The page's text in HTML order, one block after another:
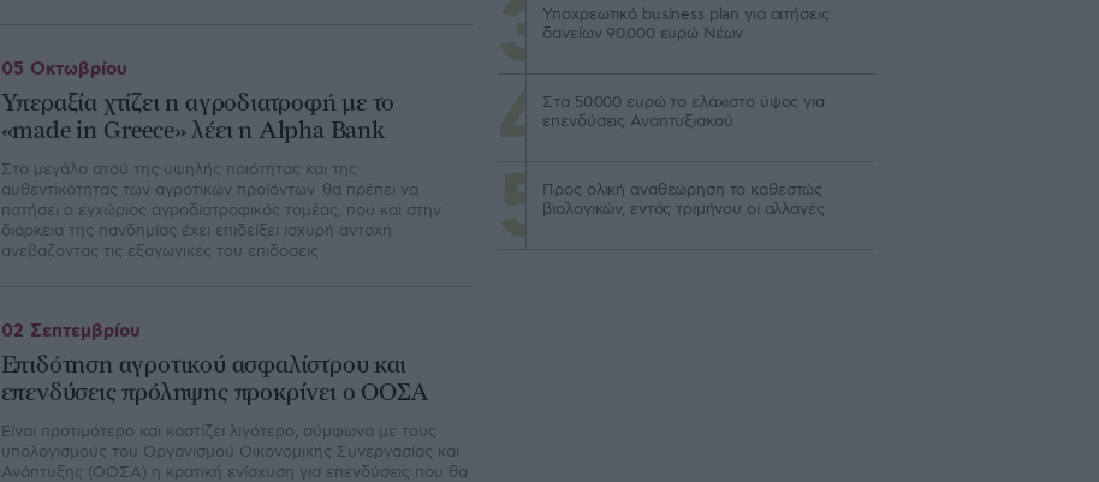
Υπεραξία χτίζει η αγροδιατροφή με το
«made in Greece» λέει η Alpha Bank
05 Οκτωβρίου
Στο μεγάλο ατού της υψηλής ποιότητας και της
αυθεντικότητας των αγροτικών προϊόντων θα πρέπει να
πατήσει ο εγχώριος αγροδιατροφικός τομέας, που και στην
διάρκεια της πανδημίας έχει επιδείξει ισχυρή αντοχή
ανεβάζοντας τις εξαγωγικές του επιδόσεις.
Επιδότηση αγροτικού ασφαλίστρου και
επενδύσεις πρόληψης προκρίνει ο ΟΟΣΑ
02 Σεπτεμβρίου
Είναι προτιμότερο και κοστίζει λιγότερο, σύμφωνα με τους
υπολογισμούς του Οργανισμού Οικονομικής Συνεργασίας και
Ανάπτυξης (ΟΟΣΑ) η κρατική ενίσχυση για επενδύσεις που θα
Υποχρεωτικό business plan για αιτήσεις
δανείων 90.000 ευρώ Νέων
Στα 50.000 ευρώ το ελάχιστο ύψος για
επενδύσεις Αναπτυξιακού
Προς ολική αναθεώρηση το καθεστώς
βιολογικών, εντός τριμήνου οι αλλαγές